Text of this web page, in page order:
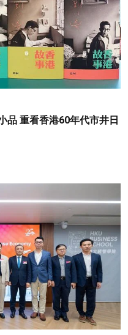
品 重看香港60年代市井日